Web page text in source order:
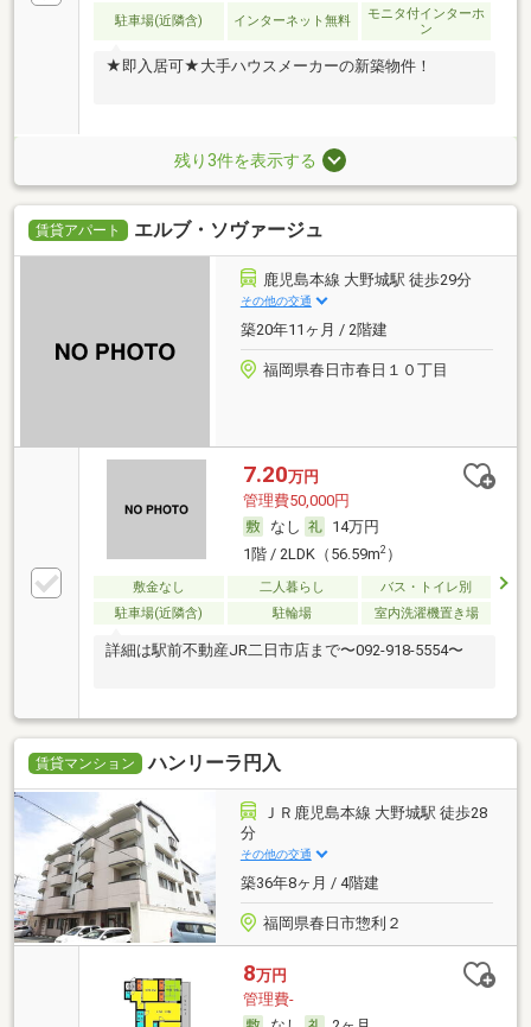
駐車場(近隣含) インターネット無料
モニタ付インターホ
ン
★即入居可★大手ハウスメーカーの新築物件！
残り3件を表示する
賃貸アパート エルブ・ソヴァージュ
鹿児島本線 大野城駅 徒歩29分
その他の交通
築20年11ヶ月 / 2階建
福岡県春日市春日１０丁目
7.20万円
管理費50,000円
なし
14万円
1階 / 2LDK（56.59m2）
敷金なし 二人暮らし
バス・トイレ別
駐車場(近隣含)
駐輪場 室内洗濯機置き場
詳細は駅前不動産JR二日市店まで〜092-918-5554〜
賃貸マンション ハンリーラ円入
ＪＲ鹿児島本線 大野城駅 徒歩28
分
その他の交通
築36年8ヶ月 / 4階建
福岡県春日市惣利２
8万円
管理費-